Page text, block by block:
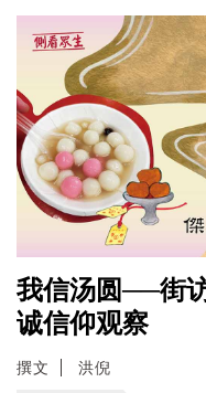
我信汤圆──街
诚信仰观察
撰文 洪倪